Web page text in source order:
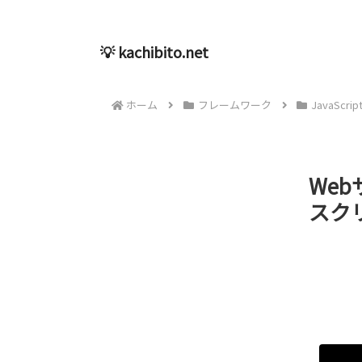
💡 kachibito.net
ホーム フレームワーク JavaScript
Web
スク